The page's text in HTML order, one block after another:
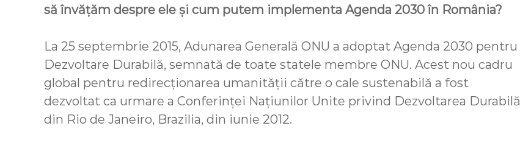
să învățăm despre ele și cum putem implementa Agenda 2030 în România?
La 25 septembrie 2015, Adunarea Generală ONU a adoptat Agenda 2030 pentru
Dezvoltare Durabilă, semnată de toate statele membre ONU. Acest nou cadru
global pentru redirecționarea umanității către o cale sustenabilă a fost
dezvoltat ca urmare a Conferinței Națiunilor Unite privind Dezvoltarea Durabilă
din Rio de Janeiro, Brazilia, din iunie 2012.